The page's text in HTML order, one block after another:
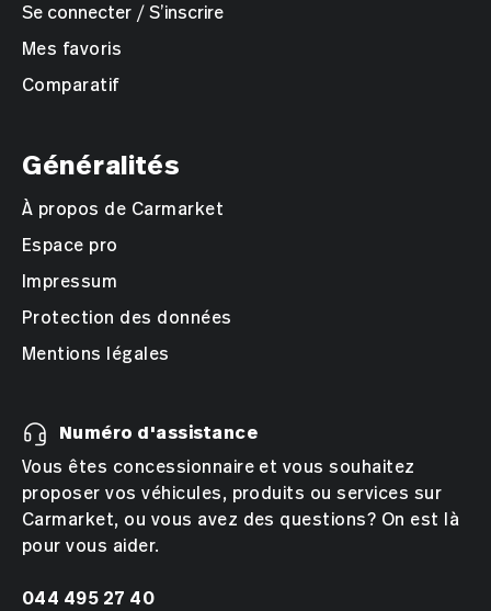
Se connecter / S’inscrire
Mes favoris
Comparatif
Généralités
À propos de Carmarket
Espace pro
Impressum
Protection des données
Mentions légales
Numéro d'assistance
Vous êtes concessionnaire et vous souhaitez
proposer vos véhicules, produits ou services sur
Carmarket, ou vous avez des questions? On est là
pour vous aider.
044 495 27 40